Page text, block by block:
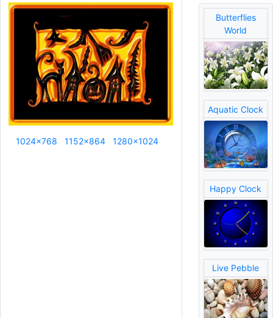
1024x768 1152x864 1280x1024
Butterflies
World
Aquatic Clock
Happy Clock
Live Pebble